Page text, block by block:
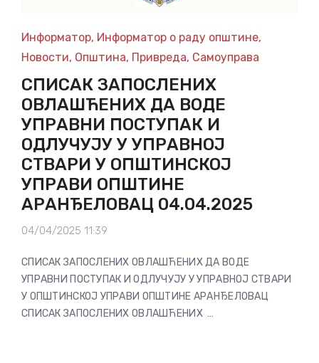
Информатор, Информатор о раду општине,
Новости, Општина, Привреда, Самоуправа
СПИСАК ЗАПОСЛЕНИХ
ОВЛАШЋЕНИХ ДА ВОДЕ
УПРАВНИ ПОСТУПАК И
ОДЛУЧУЈУ У УПРАВНОЈ
СТВАРИ У ОПШТИНСКОЈ
УПРАВИ ОПШТИНЕ
АРАНЂЕЛОВАЦ 04.04.2025
04/04/2025 11:39
СПИСАК ЗАПОСЛЕНИХ ОВЛАШЋЕНИХ ДА ВОДЕ
УПРАВНИ ПОСТУПАК И ОДЛУЧУЈУ У УПРАВНОЈ СТВАРИ
У ОПШТИНСКОЈ УПРАВИ ОПШТИНЕ АРАНЂЕЛОВАЦ
СПИСАК ЗАПОСЛЕНИХ ОВЛАШЋЕНИХ …